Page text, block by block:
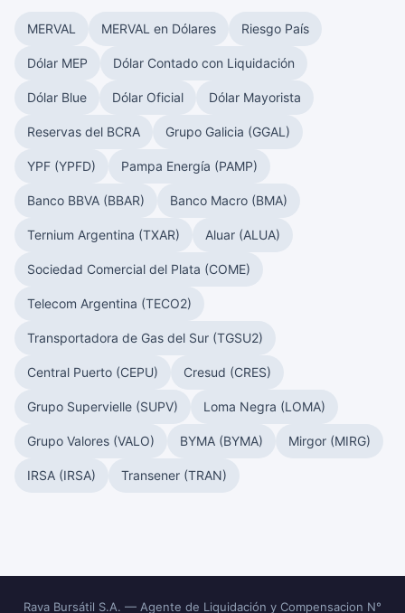
MERVAL MERVAL en Dólares Riesgo País
Dólar MEP Dólar Contado con Liquidación
Dólar Blue Dólar Oficial Dólar Mayorista
Reservas del BCRA Grupo Galicia (GGAL)
YPF (YPFD) Pampa Energía (PAMP)
Banco BBVA (BBAR) Banco Macro (BMA)
Ternium Argentina (TXAR) Aluar (ALUA)
Sociedad Comercial del Plata (COME)
Telecom Argentina (TECO2)
Transportadora de Gas del Sur (TGSU2)
Central Puerto (CEPU) Cresud (CRES)
Grupo Supervielle (SUPV) Loma Negra (LOMA)
Grupo Valores (VALO) BYMA (BYMA) Mirgor (MIRG)
IRSA (IRSA) Transener (TRAN)
Rava Bursátil S.A. — Agente de Liquidación y Compensacion N°